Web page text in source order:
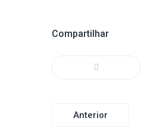
Compartilhar
Navegação
Anterior